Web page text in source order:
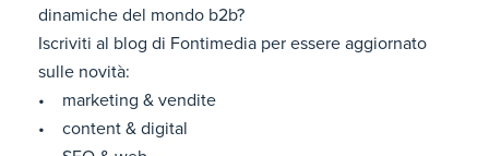
dinamiche del mondo b2b?
Iscriviti al blog di Fontimedia per essere aggiornato
sulle novità:
• marketing & vendite
• content & digital